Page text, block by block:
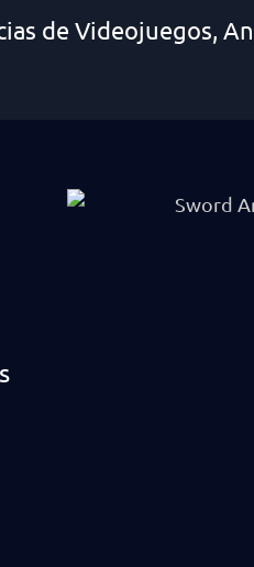
de Videojuegos,